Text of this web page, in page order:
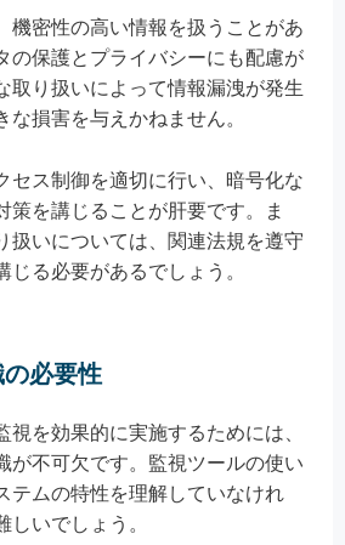
機密性の高い情報を扱うことがあ
の保護とプライバシーにも配慮が
取り扱いによって情報漏洩が発生
な損害を与えかねません。
セス制御を適切に行い、暗号化な
策を講じることが肝要です。ま
扱いについては、関連法規を遵守
じる必要があるでしょう。
必要性
視を効果的に実施するためには、
が不可欠です。監視ツールの使い
テムの特性を理解していなけれ
しいでしょう。